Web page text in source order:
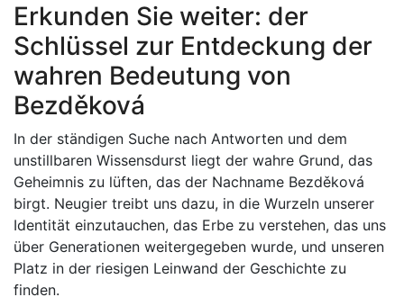
Erkunden Sie weiter: der
Schlüssel zur Entdeckung der
wahren Bedeutung von
Bezděková
In der ständigen Suche nach Antworten und dem
unstillbaren Wissensdurst liegt der wahre Grund, das
Geheimnis zu lüften, das der Nachname Bezděková
birgt. Neugier treibt uns dazu, in die Wurzeln unserer
Identität einzutauchen, das Erbe zu verstehen, das uns
über Generationen weitergegeben wurde, und unseren
Platz in der riesigen Leinwand der Geschichte zu
finden.